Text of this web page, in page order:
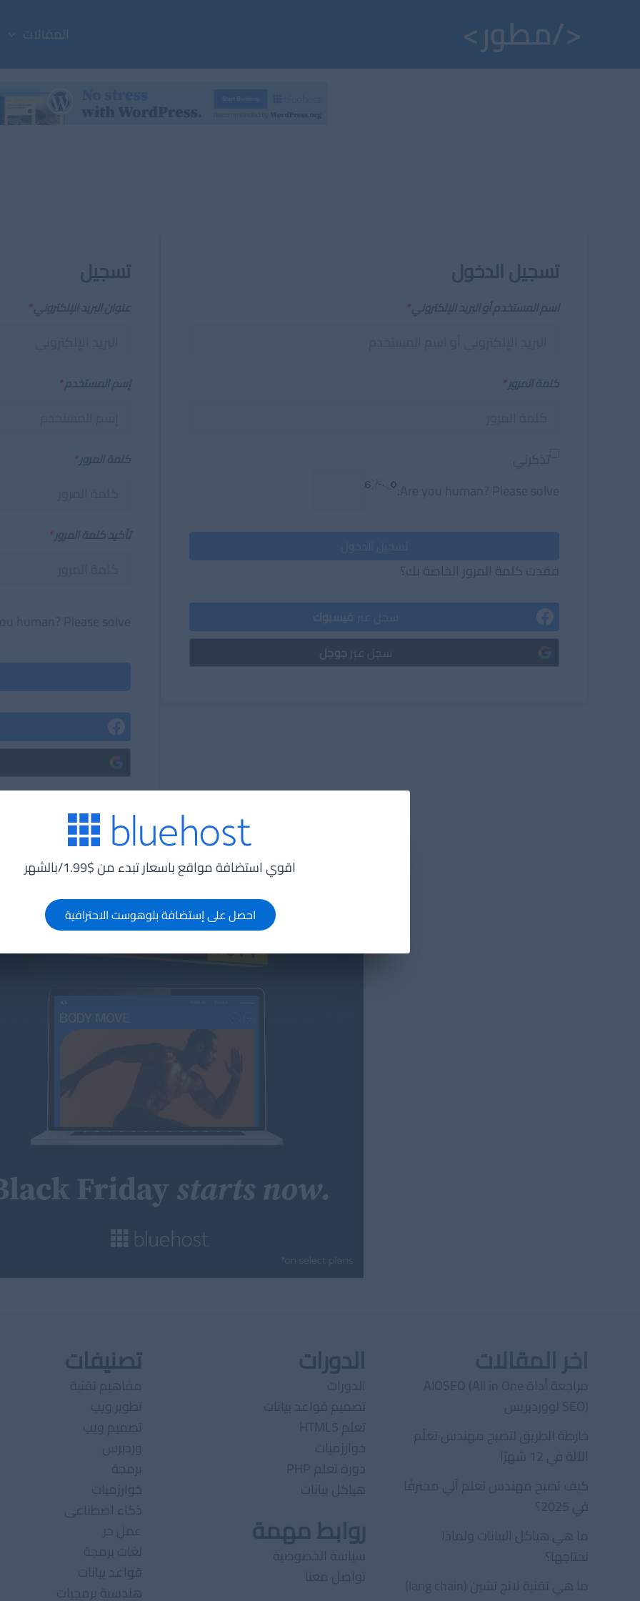
اقوي استضافة مواقع باسعار تبدء من $1.99/بالشهر
احصل على إستضافة بلوهوست الاحترافية
المقالات
تسجيل الدخول
اسم المستخدم أو البريد الإلكتروني*
كلمة المرور*
تسجيل الدخول
فقدت كلمة المرور الخاصة بك؟
سجل عبر فيسبوك
تسجيل
عنوان البريد الإلكتروني*
إسم المستخدم*
كلمة المرور*
تأكيد كلمة المرور*
مراجعة أداة AIOSEO (All in One
SEO) لووردبريس
خارطة الطريق لتصبح مهندس تعلّم
الآلة في 12 شهرًا
كيف تصبح مهندس تعلم آلي محترفًا
في 2025؟
ما هي هياكل البيانات ولماذا
نحتاجها؟
ما هي تقنية لانج تشين (lang chain)
الدورات
الدورات
تصميم قواعد بيانات
تعلم HTML5
خوارزميات
دورة تعلم PHP
هياكل بيانات
روابط مهمة
سياسة الخصوصية
تواصل معنا
تصنيفات
مفاهيم تقنية
تطوير ويب
تصميم ويب
وردبرس
برمجة
خوارزميات
ذكاء اصطناعى
عمل حر
لغات برمجة
قواعد بيانات
هندسىة برمجيات